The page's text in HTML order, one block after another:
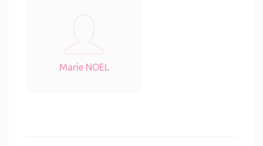
Marie NOEL